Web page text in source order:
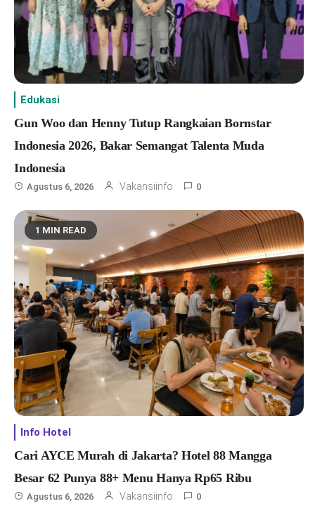
Edukasi
Gun Woo dan Henny Tutup Rangkaian Bornstar
Indonesia 2026, Bakar Semangat Talenta Muda
Indonesia
Agustus 6, 2026 Vakansiinfo 0
1 MIN READ
Info Hotel
Cari AYCE Murah di Jakarta? Hotel 88 Mangga
Besar 62 Punya 88+ Menu Hanya Rp65 Ribu
Agustus 6, 2026 Vakansiinfo 0